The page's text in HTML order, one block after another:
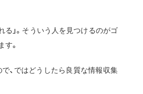
る」。そういう人を見つけるのがゴ
。
、ではどうしたら良質な情報収集